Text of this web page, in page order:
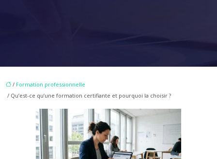
/ Formation professionnelle
/ Qu’est-ce qu’une formation certifiante et pourquoi la choisir ?